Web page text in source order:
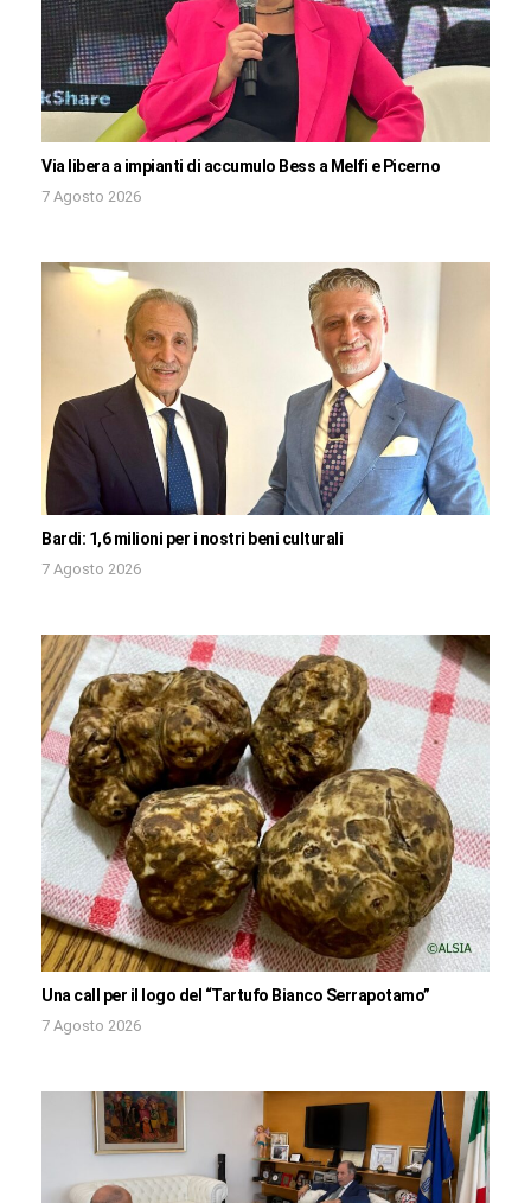
Via libera a impianti di accumulo Bess a Melfi e Picerno
7 Agosto 2026
Bardi: 1,6 milioni per i nostri beni culturali
7 Agosto 2026
Una call per il logo del “Tartufo Bianco Serrapotamo”
7 Agosto 2026